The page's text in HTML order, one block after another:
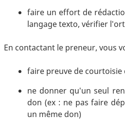
faire un effort de
langage texto, vérifier
En contactant le preneur, vous
faire preuve de courtoisie
ne donner qu'un seul
don (ex : ne pas faire
un même don)